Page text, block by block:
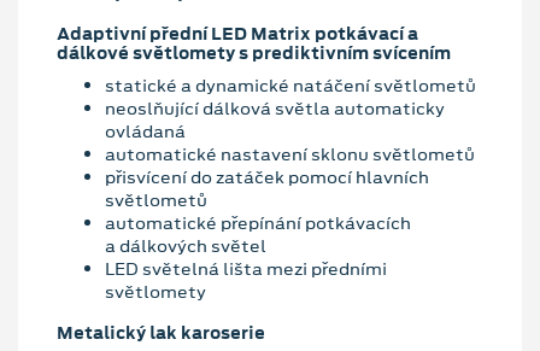
Adaptivní přední LED Matrix potkávací a
dálkové světlomety s prediktivním svícením
statické a dynamické natáčení světlometů
neoslňující dálková světla automaticky
ovládaná
automatické nastavení sklonu světlometů
přisvícení do zatáček pomocí hlavních
světlometů
automatické přepínání potkávacích
a dálkových světel
LED světelná lišta mezi předními
světlomety
Metalický lak karoserie